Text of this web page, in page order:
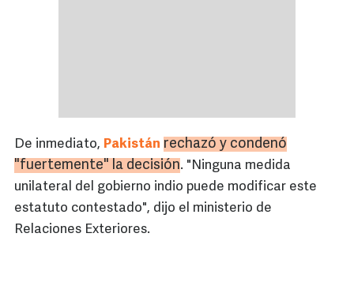
De inmediato, Pakistán rechazó y condenó
"fuertemente" la decisión. "Ninguna medida
unilateral del gobierno indio puede modificar este
estatuto contestado", dijo el ministerio de
Relaciones Exteriores.